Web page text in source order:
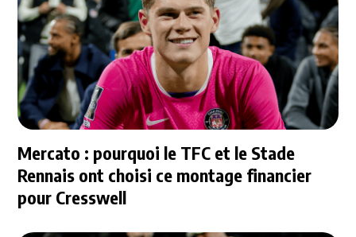
Mercato : pourquoi le TFC et le Stade
Rennais ont choisi ce montage financier
pour Cresswell